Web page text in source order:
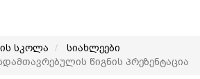
სკოლა
სიახლეები
წიგნის პრეზენტაცია